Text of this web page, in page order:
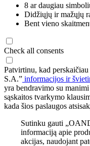
8 ar daugiau
Didžiųjų ir mažųjų
Bent vieno
Check all consents
Patvirtinu, kad
S.A.” informacijos ir
yra bendravimo su
sąskaitos tvarkymo
kada šios paslaugos
Sutinku gauti
informaciją apie
akcijas, naudojant